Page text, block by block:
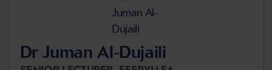
Dr Juman Al-Dujaili